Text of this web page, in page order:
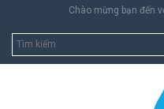
Chào mừng bạn đến